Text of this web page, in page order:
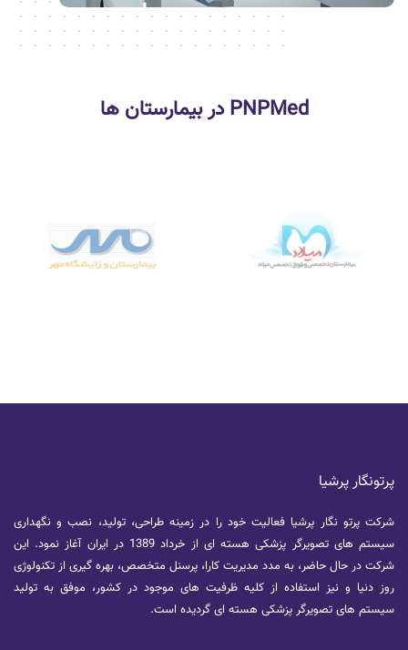
PNPMed در بیمارستان ها
پرتونگار پرشیا
شرکت پرتو نگار پرشیا فعالیت خود را در زمینه طراحی، تولید، نصب و نگهداری
سیستم های تصویرگر پزشکی هسته ای از خرداد 1389 در ایران آغاز نمود. این
شرکت در حال حاضر، به مدد مدیریت کارا، پرسنل متخصص، بهره گیری از تکنولوژی
روز دنیا و نیز استفاده از کلیه ظرفیت های موجود در کشور، موفق به تولید
سیستم های تصویرگر پزشکی هسته ای گردیده است.